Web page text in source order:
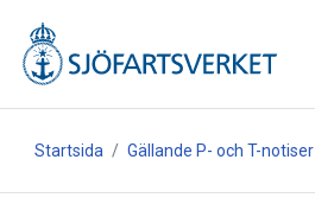
Startsida Gällande P- och T-notiser